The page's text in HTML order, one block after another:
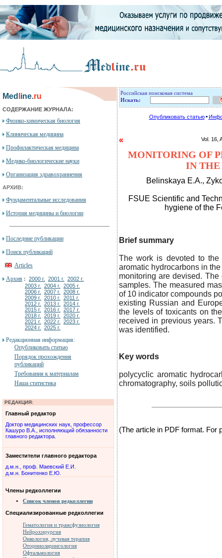
Med ine.ru
СОДЕРЖАНИЕ ЖУРНАЛА:
Физико-химическая биология
Клиническая медицина
Профилактическая медицина
Медико-биологические науки
Организация здравохраниения
АРХИВ:
Фундаментальные исследования
История медицины и биологии
Последние публикации
Поиск публикаций
Articles
Архив : 2000 г. 2001 г.
2002 г.
2003 г.
2004 г.
2005 г.
2006 г.
2007 г.
2008 г.
2009 г.
2010 г.
2011 г.
2012 г.
2013 г.
2014 г.
2015 г.
2016 г.
2017 г.
2018 г.
2019 г.
2020 г.
2021 г.
2022 г.
2023 г.
2024 г.
2025 г.
Редакционная информация:
Опубликовать статью
Порядок прохождения
публикаций
Требования к материалам
Наша статистика
РЕДАКЦИЯ:
Главный редактор
Доктор медицинских наук, профессор
Кашуро В.А., исполняющий обязанности
главного редактора.
Заместители главного редактора
д.м.н., проф. Маевский Е.И.
д.м.н. Бонитенко Е.Ю.
Члены редколлегии
Список членов редколлегии
Специализированные редколлегии
Гематология и трансфузиология
Нейрохирургия
Онкология, лучевая терапия
Оториноларингология
Офтальмология
Российская поисковая система
Искать:
Опубликовать статью
« Vol.
MONITORING OF
IN THE
Belinskaya E.A.,
FSUE Scientific and
hygiene of the
Brief summary
The work is devoted to the
aromatic hydrocarbons in
monitoring are devised.
samples. The measured
of 10 indicator compounds
existing Russian and
the levels of toxicants on
received in previous years.
was identified.
Key words
polycyclic aromatic
chromatography, soils
(The article in PDF format. For